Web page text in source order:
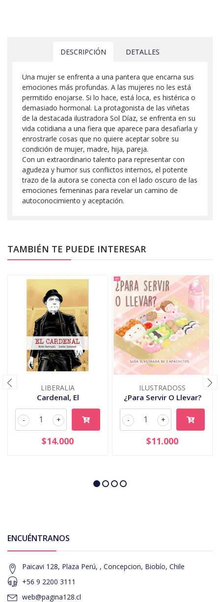
DESCRIPCIÓN DETALLES
Una mujer se enfrenta a una pantera que encarna sus
emociones más profundas. A las mujeres no les está
permitido enojarse. Si lo hace, está loca, es histérica o
demasiado hormonal. La protagonista de las viñetas
de la destacada ilustradora Sol Díaz, se enfrenta en su
vida cotidiana a una fiera que aparece para desafiarla y
enrostrarle cosas que no quiere aceptar sobre su
condición de mujer, madre, hija, pareja.
Con un extraordinario talento para representar con
agudeza y humor sus conflictos internos, el potente
trazo de la autora se conecta con el lado oscuro de las
emociones femeninas para revelar un camino de
autoconocimiento y aceptación.
TAMBIÉN TE PUEDE INTERESAR
LIBERALIA
Cardenal, El
+
-
$14.000
ILUSTRADOSS
¿Para Servir O Llevar?
+
-
$11.000
ENCUÉNTRANOS
Paicavi 128, Plaza Perú, , Concepcion, Biobío, Chile
+56 9 2200 3111
web@pagina128.cl